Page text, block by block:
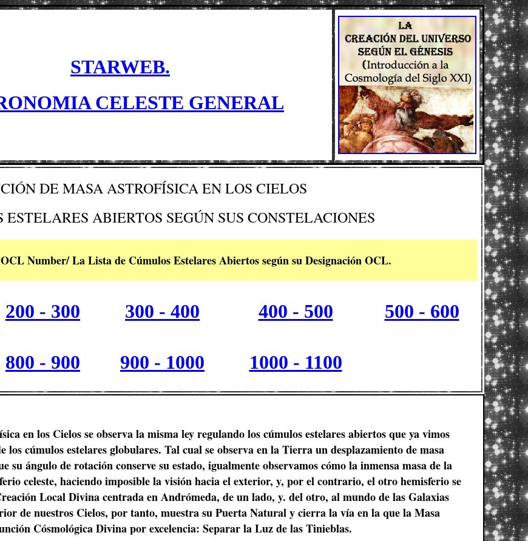
STARWEB.
CELESTE GENERAL
DE MASA ASTROFÍSICA EN LOS CIELOS
ABIERTOS SEGÚN SUS CONSTELACIONES
Number/ La Lista de Cúmulos Estelares Abiertos según su Designación OCL.
200 - 300 300 - 400 400 - 500 500 - 600
800 - 900 900 - 1000 1000 - 1100
en los Cielos se observa la misma ley regulando los cúmulos estelares abiertos que ya vimos
cúmulos estelares globulares. Tal cual se observa en la Tierra un desplazamiento de masa
su ángulo de rotación conserve su estado, igualmente observamos cómo la inmensa masa de la
celeste, haciendo imposible la visión hacia el exterior, y, por el contrario, el otro hemisferio se
Local Divina centrada en Andrómeda, de un lado, y. del otro, al mundo de las Galaxias
de nuestros Cielos, por tanto, muestra su Puerta Natural y cierra la vía en la que la Masa
Cósmológica Divina por excelencia: Separar la Luz de las Tinieblas.